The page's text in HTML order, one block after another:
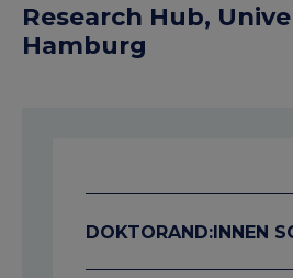
Research Hub,
Hamburg
DOKTORAND:INNEN